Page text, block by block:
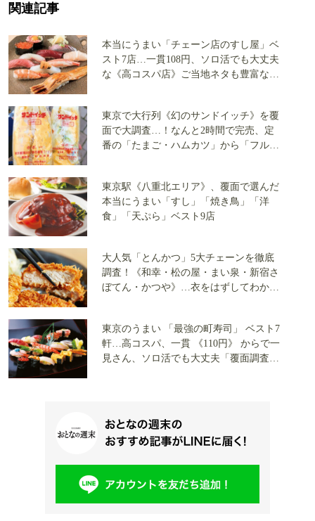
関連記事
本当にうまい「チェーン店のすし屋」ベ
スト7店…一貫108円、ソロ活でも大丈夫
な《高コスパ店》ご当地ネタも豊富な店
東京で大行列《幻のサンドイッチ》を覆
面で大調査…！なんと2時間で完売、定
番の「たまご・ハムカツ」から「フルー
東京駅《八重北エリア》、覆面で選んだ
本当にうまい「すし」「焼き鳥」「洋
食」「天ぷら」ベスト9店
大人気「とんかつ」5大チェーンを徹底
調査！《和幸・松の屋・まい泉・新宿さ
ぼてん・かつや》…衣をはずしてわかっ
東京のうまい 「最強の町寿司」 ベスト7
軒…高コスパ、一貫 《110円》 からで一
見さん、ソロ活でも大丈夫「覆面調査隊